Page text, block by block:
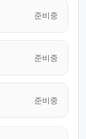
준비중
준비중
준비중